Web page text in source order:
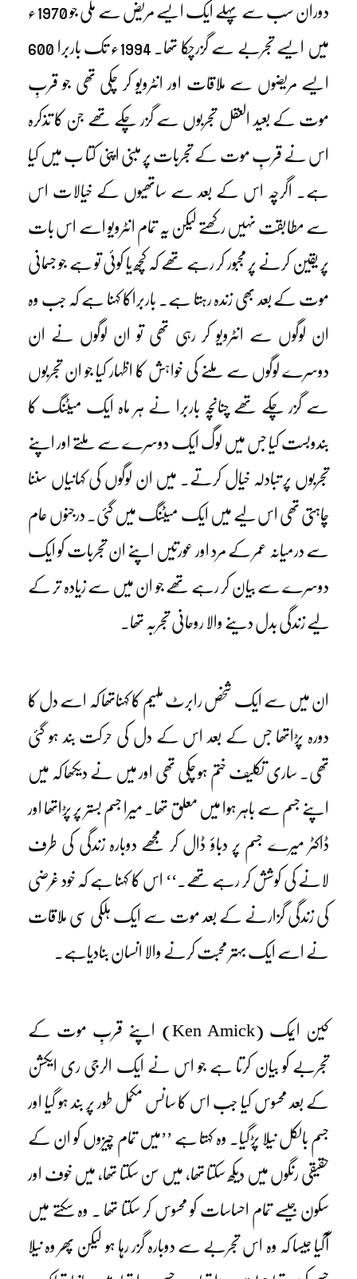
دوران سب سے پہلے ایک ایسے مریض سے ملی جو 1970ء
میں ایسے تجربے سے گزرچکا تھا۔ 1994ء تک باربرا 600
ایسے مریضوں سے ملاقات اور انٹرویو کر چکی تھی جو قربِ
موت کے بعید العقل تجربوں سے گزر چکے تھے جن کا تذکرہ
اس نے قربِ موت کے تجربات پر مبنی اپنی کتا ب میں کیا
ہے۔ اگرچہ اس کے بعد سے ساتھیوں کے خیالات اس
سے مطابقت نہیں رکھتے لیکن یہ تمام انٹرویو اسے اس بات
پر یقین کرنے پر مجبور کر رہے تھے کہ کچھ یا کوئی تو ہے جو جسمانی
موت کے بعد بھی زندہ رہتا ہے۔ باربراکا کہنا ہے کہ جب وہ
ان لوگوں سے انٹرویو کر رہی تھی تو ان لوگوں نے ان
دوسرے لوگوں سے ملنے کی خواہش کا اظہار کیا جو ان تجربوں
سے گزر چکے تھے چنانچہ باربرا نے ہر ماہ ایک میٹنگ کا
بندوبست کیا جس میں لوگ ایک دوسرے سے ملتے اور اپنے
تجربوں پر تبادلہ خیال کرتے۔ میں ان لوگوں کی کہانیاں سننا
چاہتی تھی اس لیے میں ایک میٹنگ میں گئی۔ درجنوں عام
سے درمیانہ عمر کے مرد اور عورتیں اپنے ان تجربات کو ایک
دوسرے سے بیان کر رہے تھے جو ان میں سے زیادہ تر کے
لیے زندگی بدل دینے والا روحانی تجربہ تھا۔
ان میں سے ایک شخص رابرٹ ملہیم کا کہناتھا کہ اسے دل کا
دورہ پڑاتھا جس کے بعد اس کے دل کی حرکت بند ہو گئی
تھی۔ ساری تکلیف ختم ہو چکی تھی اور میں نے دیکھا کہ میں
اپنے جسم سے باہر ہوا میں معلق تھا۔ میرا جسم بستر پر پڑاتھا اور
ڈاکٹر میرے جسم پر دباؤ ڈال کر مجھے دوبارہ زندگی کی طرف
لانے کی کوشش کر رہے تھے۔‘‘ اس کا کہنا ہے کہ خود غرضی
کی زندگی گزارنے کے بعد موت سے ایک ہلکی سی ملاقات
نے اسے ایک بہتر محبت کرنے والا انسان بنادیاہے۔
کین ایمک (Ken Amick) اپنے قربِ موت کے
تجربے کو بیان کرتا ہے جو اس نے ایک الرجی ری ایکشن
کے بعد محسوس کیا جب اس کا سانس مکمل طور پر بند ہو گیا اور
جسم بالکل نیلا پڑگیا۔ وہ کہتا ہے ’’میں تمام چیزوں کو ان کے
حقیقی رنگوں میں دیکھ سکتا تھا، میں سن سکتا تھا، میں خوف اور
سکون جیسے تمام احساسات کو محسوس کر سکتا تھا ۔ وہ سکتے میں
آگیا جیسا کہ وہ اس تجربے سے دوبارہ گزر رہا ہو لیکن پھر وہ نیلا